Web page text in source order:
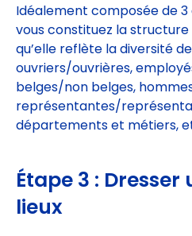
Idéalement composée de 3
vous constituez la
qu’elle reflète la diversité
ouvriers/ouvrières,
belges/non belges,
représentantes/
départements et métiers,
Étape 3 :
lieux